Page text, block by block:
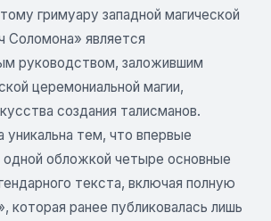
гримуару западной магической
Соломона» является
руководством, заложившим
церемониальной магии,
создания талисманов.
уникальна тем, что впервые
обложкой четыре основные
текста, включая полную
которая ранее публиковалась лишь